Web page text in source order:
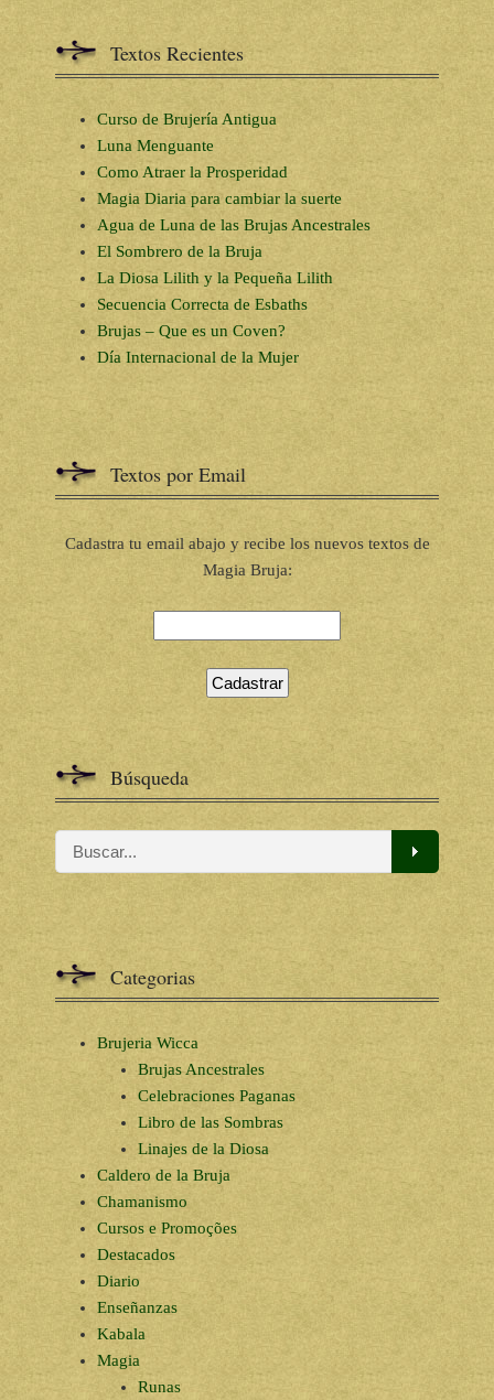
Textos Recientes
Curso de Brujería Antigua
Luna Menguante
Como Atraer la Prosperidad
Magia Diaria para cambiar la suerte
Agua de Luna de las Brujas Ancestrales
El Sombrero de la Bruja
La Diosa Lilith y la Pequeña Lilith
Secuencia Correcta de Esbaths
Brujas – Que es un Coven?
Día Internacional de la Mujer
Textos por Email
Cadastra tu email abajo y recibe los nuevos textos de
Magia Bruja:
Búsqueda
Categorias
Brujeria Wicca
Brujas Ancestrales
Celebraciones Paganas
Libro de las Sombras
Linajes de la Diosa
Caldero de la Bruja
Chamanismo
Cursos e Promoções
Destacados
Diario
Enseñanzas
Kabala
Magia
Runas